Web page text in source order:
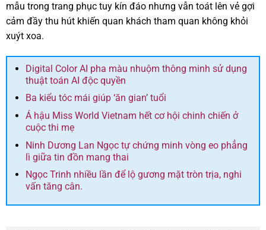
mẫu trong trang phục tuy kín đáo nhưng vẫn toát lên vẻ gợi
cảm đầy thu hút khiến quan khách tham quan không khỏi
xuýt xoa.
Digital Color AI pha màu nhuộm thông minh sử dụng
thuật toán AI độc quyền
Ba kiểu tóc mái giúp ‘ăn gian’ tuổi
Á hậu Miss World Vietnam hết cơ hội chinh chiến ở
cuộc thi mẹ
Ninh Dương Lan Ngọc tự chứng minh vòng eo phẳng
lì giữa tin đồn mang thai
Ngọc Trinh nhiều lần để lộ gương mặt tròn trịa, nghi
vấn tăng cân.